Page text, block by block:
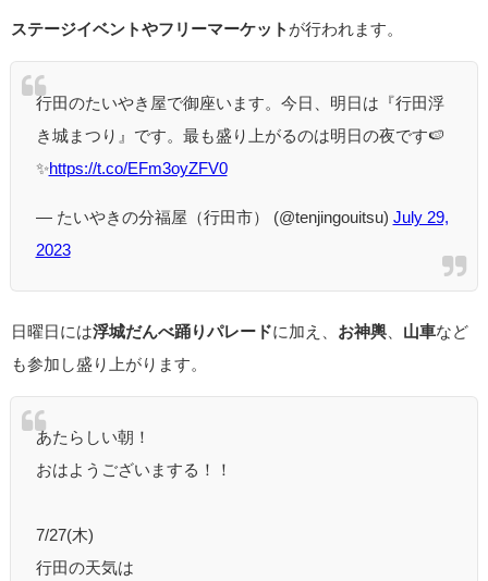
ステージイベントやフリーマーケット が行われます。
行田のたいやき屋で御座います。今日、明日は『行田浮
き城まつり』です。最も盛り上がるのは明日の夜です🍉
✨https://t.co/EFm3oyZFV0
— たいやきの分福屋（行田市） (@tenjingouitsu) July 29,
2023
日曜日には浮城だんべ踊りパレードに加え、 お神輿 山車など
も参加し盛り上がります。
あたらしい朝！
おはようございまする！！
7/27(木)
行田の天気は